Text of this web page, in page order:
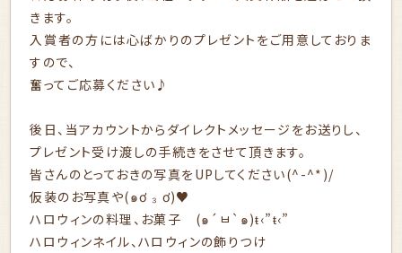
きます。
入賞者の方には心ばかりのプレゼントをご用意しておりま
すので、
奮ってご応募ください♪
後日、当アカウントからダイレクトメッセージをお送りし、
プレゼント受け渡しの手続きをさせて頂きます。
皆さんのとっておきの写真をUPしてください(^-^*)/
仮装のお写真や(๑ơ ₃ ơ)♥
ハロウィンの料理、お菓子 (๑´ㅂ`๑)ŧ‹”ŧ‹”
ハロウィンネイル、ハロウィンの飾りつけ